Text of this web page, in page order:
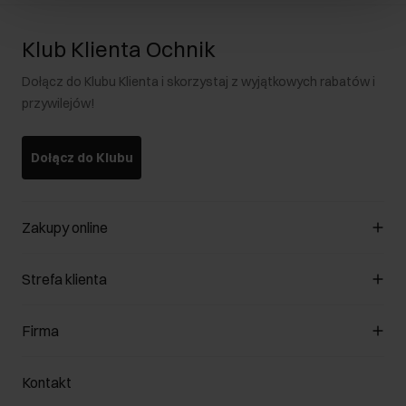
Klub Klienta Ochnik
Dołącz do Klubu Klienta i skorzystaj z wyjątkowych rabatów i
przywilejów!
Dołącz do Klubu
Zakupy online
Zarządzaj cookies
Formy płatności
Jak dokonać zwrotu?
Strefa klienta
Klub Klienta
Zwróć produkty
Firma
O nas
Kontakt